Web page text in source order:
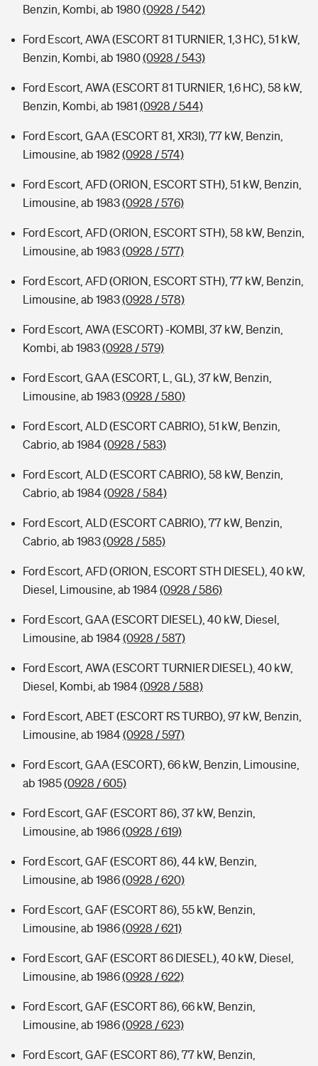
Benzin, Kombi, ab 1980(0928 / 542)
Ford Escort, AWA (ESCORT 81 TURNIER, 1,3 HC), 51 kW,
Benzin, Kombi, ab 1980(0928 / 543)
Ford Escort, AWA (ESCORT 81 TURNIER, 1,6 HC), 58 kW,
Benzin, Kombi, ab 1981 (0928 / 544)
Ford Escort, GAA (ESCORT 81, XR3I), 77 kW, Benzin,
Limousine, ab 1982(0928 / 574)
Ford Escort, AFD (ORION, ESCORT STH), 51 kW, Benzin,
Limousine, ab 1983(0928 / 576)
Ford Escort, AFD (ORION, ESCORT STH), 58 kW, Benzin,
Limousine, ab 1983(0928 / 577)
Ford Escort, AFD (ORION, ESCORT STH), 77 kW, Benzin,
Limousine, ab 1983(0928 / 578)
Ford Escort, AWA (ESCORT) -KOMBI, 37 kW, Benzin,
Kombi, ab 1983(0928 / 579)
Ford Escort, GAA (ESCORT, L, GL), 37 kW, Benzin,
Limousine, ab 1983(0928 / 580)
Ford Escort, ALD (ESCORT CABRIO), 51 kW, Benzin,
Cabrio, ab 1984(0928 / 583)
Ford Escort, ALD (ESCORT CABRIO), 58 kW, Benzin,
Cabrio, ab 1984(0928 / 584)
Ford Escort, ALD (ESCORT CABRIO), 77 kW, Benzin,
Cabrio, ab 1983(0928 / 585)
Ford Escort, AFD (ORION, ESCORT STH DIESEL), 40 kW,
Diesel, Limousine, ab 1984(0928 / 586)
Ford Escort, GAA (ESCORT DIESEL), 40 kW, Diesel,
Limousine, ab 1984(0928 / 587)
Ford Escort, AWA (ESCORT TURNIER DIESEL), 40 kW,
Diesel, Kombi, ab 1984(0928 / 588)
Ford Escort, ABET (ESCORT RS TURBO), 97 kW, Benzin,
Limousine, ab 1984(0928 / 597)
Ford Escort, GAA (ESCORT), 66 kW, Benzin, Limousine,
ab 1985(0928 / 605)
Ford Escort, GAF (ESCORT 86), 37 kW, Benzin,
Limousine, ab 1986(0928 / 619)
Ford Escort, GAF (ESCORT 86), 44 kW, Benzin,
Limousine, ab 1986(0928 / 620)
Ford Escort, GAF (ESCORT 86), 55 kW, Benzin,
Limousine, ab 1986(0928 / 621)
Ford Escort, GAF (ESCORT 86 DIESEL), 40 kW, Diesel,
Limousine, ab 1986(0928 / 622)
Ford Escort, GAF (ESCORT 86), 66 kW, Benzin,
Limousine, ab 1986(0928 / 623)
Ford Escort, GAF (ESCORT 86), 77 kW, Benzin,